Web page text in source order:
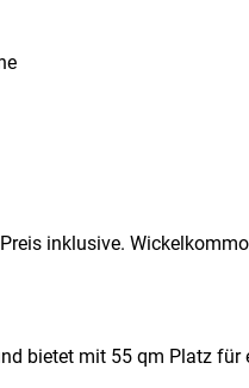
inklusive.
bietet mit 55 qm Platz für